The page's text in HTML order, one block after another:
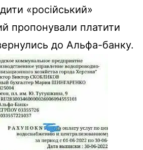
«російський»
пропонували платити
до Альфа-банку.